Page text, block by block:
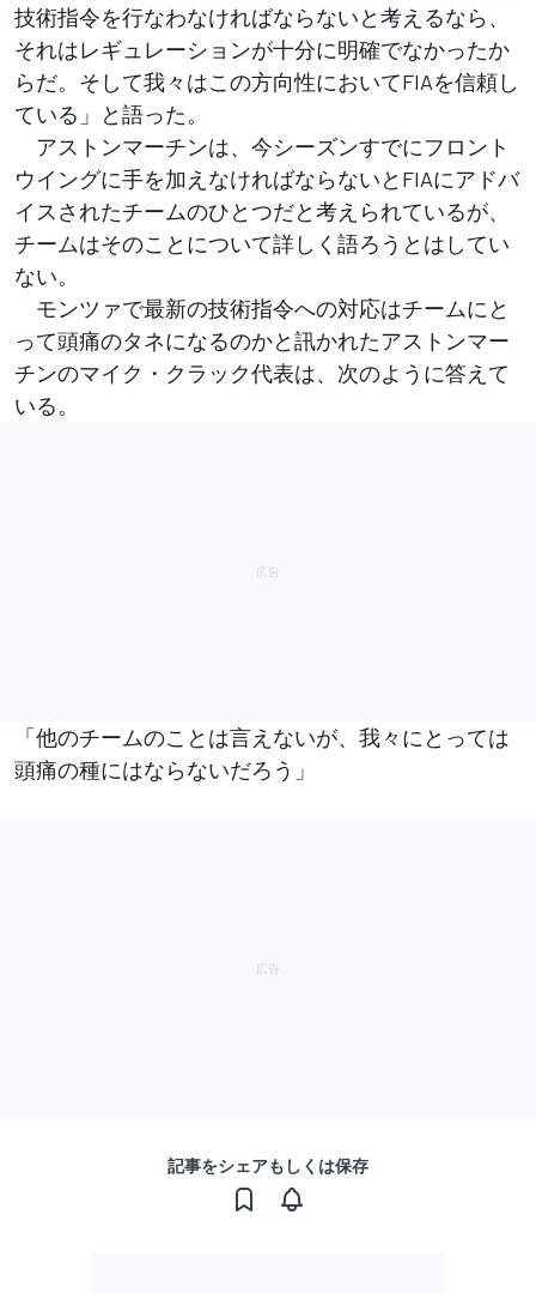
技術指令を行なわなければならないと考えるなら、
それはレギュレーションが十分に明確でなかったか
らだ。そして我々はこの方向性においてFIAを信頼し
ている」と語った。
アストンマーチンは、今シーズンすでにフロント
ウイングに手を加えなければならないとFIAにアドバ
イスされたチームのひとつだと考えられているが、
チームはそのことについて詳しく語ろうとはしてい
ない。
モンツァで最新の技術指令への対応はチームにと
って頭痛のタネになるのかと訊かれたアストンマー
チンのマイク・クラック代表は、次のように答えて
いる。
「他のチームのことは言えないが、我々にとっては
頭痛の種にはならないだろう」
記事をシェアもしくは保存